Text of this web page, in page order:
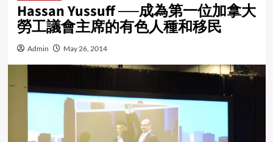
Hassan Yussuff ──成為第一位加拿大
勞工議會主席的有色人種和移民
Admin May 26, 2014